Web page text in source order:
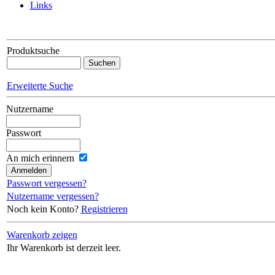
Links
Produktsuche
Erweiterte Suche
Nutzername
Passwort
An mich erinnern
Passwort vergessen?
Nutzername vergessen?
Noch kein Konto? Registrieren
Warenkorb zeigen
Ihr Warenkorb ist derzeit leer.